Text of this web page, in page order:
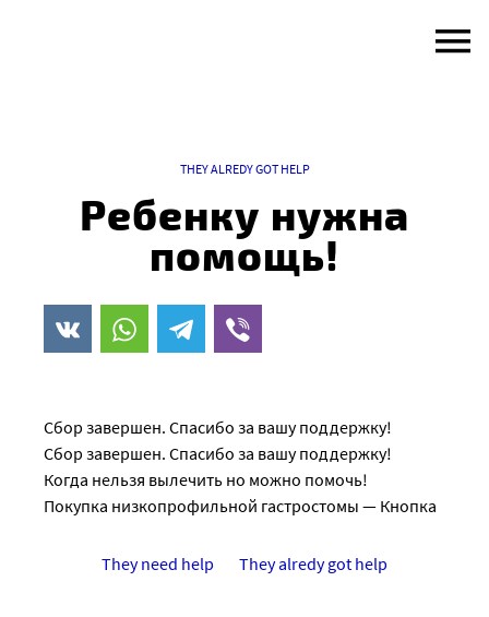
THEY ALREDY GOT HELP
Ребенку нужна
помощь!
Сбор завершен. Спасибо за вашу поддержку!
Сбор завершен. Спасибо за вашу поддержку!
Когда нельзя вылечить но можно помочь!
Покупка низкопрофильной гастростомы — Кнопка
They need help They alredy got help